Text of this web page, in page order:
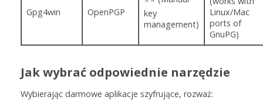
Gpg4win OpenPGP
key
management)
Linux/Mac
ports of
GnuPG)
Jak wybrać odpowiednie narzędzie
Wybierając darmowe aplikacje szyfrujące, rozważ: